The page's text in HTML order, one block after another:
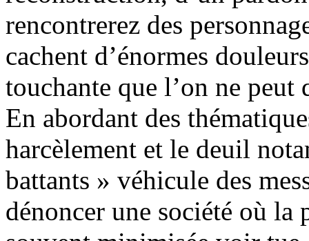
rencontrerez des
cachent d’énormes
touchante que l’on ne peut
En abordant des
harcèlement et le deuil
battants » véhicule des
dénoncer une société où la